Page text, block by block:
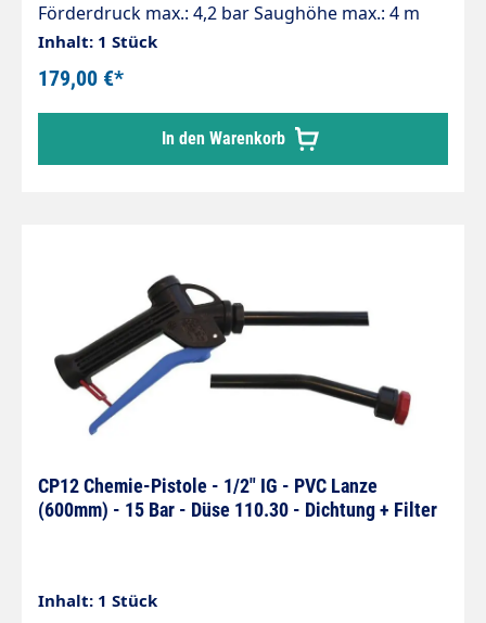
Förderdruck max.: 4,2 bar Saughöhe max.: 4 m
Gewicht: 1,9 kg Anschluss Medium: 3/8"
Spannung [V]: 230V AC Kolbendurchmesser: 12
mm Einschaltdauer bei 20°C: 100% ED Zum
Betrieb der Pumpe ist eine
Gleichrichterdiode zwingend erforderlich. Das
Anschlusskabel mit Diode wird mitgeliefert
Inhalt: 1 Stück
179,00 €*
In den Warenkorb
CP12 Chemie-Pistole - 1/2" IG - PVC Lanze
(600mm) - 15 Bar - Düse 110.30 - Dichtung + Filter
Inhalt: 1 Stück